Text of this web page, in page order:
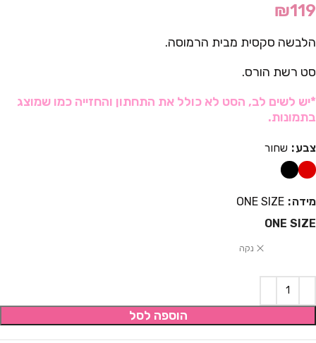
₪119
הלבשה סקסית מבית הרמוסה.
סט רשת הורס.
*יש לשים לב, הסט לא כולל את התחתון והחזייה כמו שמוצג
בתמונות.
צבע שחור
מידה
ONE SIZE
ONE SIZE
נקה
הוספה לסל